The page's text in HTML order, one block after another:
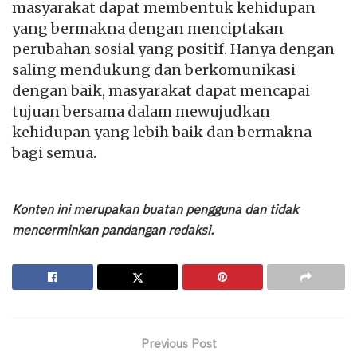
masyarakat dapat membentuk kehidupan
yang bermakna dengan menciptakan
perubahan sosial yang positif. Hanya dengan
saling mendukung dan berkomunikasi
dengan baik, masyarakat dapat mencapai
tujuan bersama dalam mewujudkan
kehidupan yang lebih baik dan bermakna
bagi semua.
Konten ini merupakan buatan pengguna dan tidak
mencerminkan pandangan redaksi.
Previous Post